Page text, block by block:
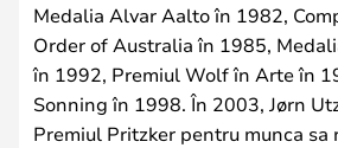
Medalia Alvar Aalto în 1982,
Order of Australia în 1985,
în 1992, Premiul Wolf în Arte în
Sonning în 1998. În 2003, Jørn
Premiul Pritzker pentru munca sa